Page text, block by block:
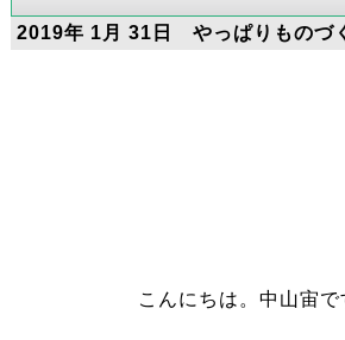
2019年 1月 31日 やっぱりものづ
こんにちは。中山宙で